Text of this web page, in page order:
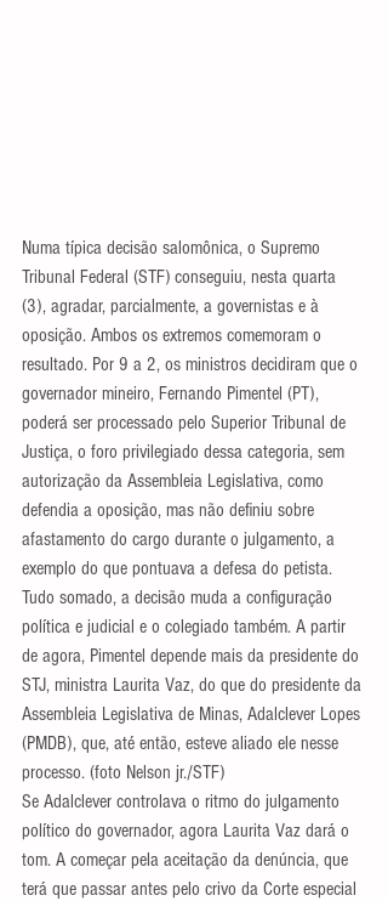
Numa típica decisão salomônica, o Supremo
Tribunal Federal (STF) conseguiu, nesta quarta
(3), agradar, parcialmente, a governistas e à
oposição. Ambos os extremos comemoram o
resultado. Por 9 a 2, os ministros decidiram que o
governador mineiro, Fernando Pimentel (PT),
poderá ser processado pelo Superior Tribunal de
Justiça, o foro privilegiado dessa categoria, sem
autorização da Assembleia Legislativa, como
defendia a oposição, mas não definiu sobre
afastamento do cargo durante o julgamento, a
exemplo do que pontuava a defesa do petista.
Tudo somado, a decisão muda a configuração
política e judicial e o colegiado também. A partir
de agora, Pimentel depende mais da presidente do
STJ, ministra Laurita Vaz, do que do presidente da
Assembleia Legislativa de Minas, Adalclever Lopes
(PMDB), que, até então, esteve aliado ele nesse
processo. (foto Nelson jr./STF)
Se Adalclever controlava o ritmo do julgamento
político do governador, agora Laurita Vaz dará o
tom. A começar pela aceitação da denúncia, que
terá que passar antes pelo crivo da Corte especial